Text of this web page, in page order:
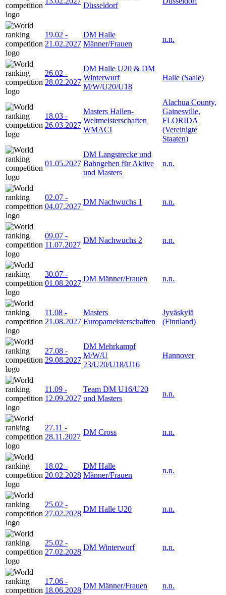
Düsseldorf
19.02 -
21.02.2027
DM Halle
Männer/Frauen
n.n.
26.02 -
28.02.2027
DM Halle U20 & DM
Winterwurf
M/W/U20/U18
Halle (Saale)
18.03 -
26.03.2027
Masters Hallen-
Weltmeisterschaften
WMACI
Alachua County,
Gainesville,
FLORIDA
(Vereinigte
Staaten)
01.05.2027
DM Langstrecke und
Bahngehen für Aktive
und Masters
n.n.
02.07 -
04.07.2027
DM Nachwuchs 1 n.n.
09.07 -
11.07.2027
DM Nachwuchs 2 n.n.
30.07 -
01.08.2027
DM Männer/Frauen n.n.
11.08 -
21.08.2027
Masters
Europameisterschaften
Jyväskylä
(Finnland)
27.08 -
29.08.2027
DM Mehrkampf
M/W/U
23/U20/U18/U16
Hannover
11.09 -
12.09.2027
Team DM U16/U20
und Masters
n.n.
27.11 -
28.11.2027
DM Cross n.n.
18.02 -
20.02.2028
DM Halle
Männer/Frauen
n.n.
25.02 -
27.02.2028
DM Halle U20 n.n.
25.02 -
27.02.2028
DM Winterwurf n.n.
17.06 -
18.06.2028
DM Männer/Frauen n.n.